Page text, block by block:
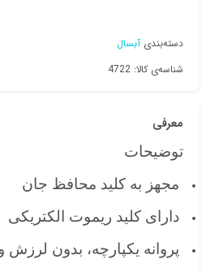
دسته‌بندی آبسال
شناسه‌ی کالا: 4722
معرفی
توضیحات
مجهز به کلید محافظ جان
دارای کلید ریموت الکتریکی
پروانه یکپارچه، بدون لرزش